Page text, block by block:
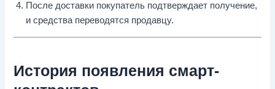
После доставки покупатель подтверждает получение,
и средства переводятся продавцу.
История появления смарт-